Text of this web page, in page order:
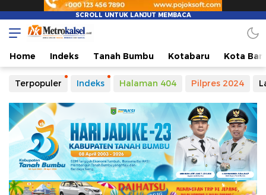
Metro Kalsel
Media Online Terkini, Faktual dan Mendidik
Home Indeks Tanah Bumbu Kotabaru Kota
Terpopuler Indeks Halaman 404 Pilpres 2024